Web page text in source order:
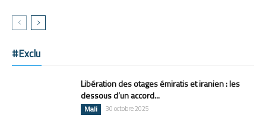
#Exclu
Libération des otages émiratis et iranien : les
dessous d’un accord...
Mali 30 octobre 2025